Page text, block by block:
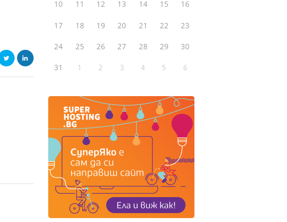
10 11 12 13 14 15 16
17 18 19 20 21 22 23
24 25 26 27 28 29 30
31 1 2 3 4 5 6